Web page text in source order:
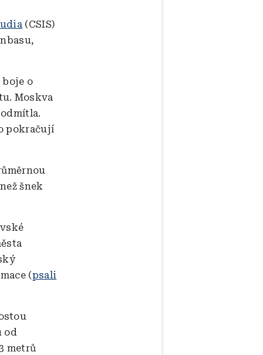
(CSIS)
o
Moskva
pokračují
šnek
(psali
od
metrů